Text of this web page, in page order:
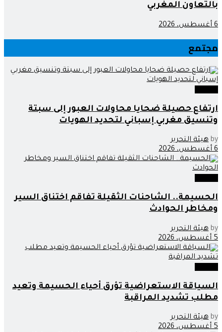
بالتعاون المغربي
6 أغسطس، 2026
مجتمع
ارتفاع حصيلة ضحايا محاولات العبور إلى سبتة
وتنسيق مغربي إسباني لتحديد الهويات
by هيئة التحرير
6 أغسطس، 2026
الحسيمة.. الشاحنات الثقيلة تفاقم اختناق السير
ومخاطر الحوادث
by هيئة التحرير
5 أغسطس، 2026
السياقة الاستعراضية تؤرق أحياء الحسيمة وتعيد
مطلب تشديد المراقبة
by هيئة التحرير
5 أغسطس، 2026